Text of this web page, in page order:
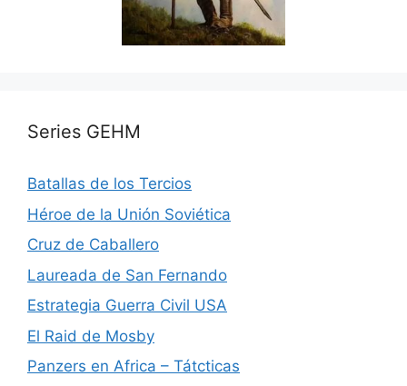
Series GEHM
Batallas de los Tercios
Héroe de la Unión Soviética
Cruz de Caballero
Laureada de San Fernando
Estrategia Guerra Civil USA
El Raid de Mosby
Panzers en Africa – Tátcticas